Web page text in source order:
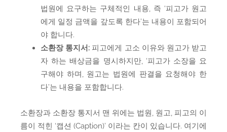
법원에 요구하는 구체적인 내용, 즉 ‘피고가 원고
에게 일정 금액을 갚도록 한다’는 내용이 포함되어
야 합니다.
소환장 통지서: 피고에게 고소 이유와 원고가 받고
자 하는 배상금을 명시하지만, ‘피고가 소장을 요
구해야 하며, 원고는 법원에 판결을 요청해야 한
다’는 내용을 포함합니다.
소환장과 소환장 통지서 맨 위에는 법원, 원고, 피고의 이
름이 적힌 ‘캡션 (Caption)’ 이라는 칸이 있습니다. 여기에